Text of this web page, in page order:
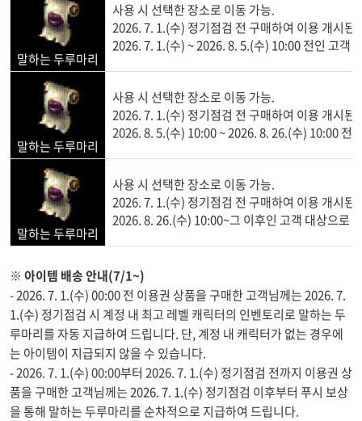
말하는 두루마리
사용 시 선택한 장소로 이동 가능.
2026. 7. 1.(수) 정기점검 전 구매하여 이용 개시된
2026. 7. 1.(수) ~ 2026. 8. 5.(수) 10:00 전인 고객
말하는 두루마리
사용 시 선택한 장소로 이동 가능.
2026. 7. 1.(수) 정기점검 전 구매하여 이용 개시된
2026. 8. 5.(수) 10:00 ~ 2026. 8. 26.(수) 10:00 전
말하는 두루마리
사용 시 선택한 장소로 이동 가능.
2026. 7. 1.(수) 정기점검 전 구매하여 이용 개시된
2026. 8. 26.(수) 10:00~그 이후인 고객 대상으로
※ 아이템 배송 안내(7/1~)
- 2026. 7. 1.(수) 00:00 전 이용권 상품을 구매한 고객님께는 2026. 7.
1.(수) 정기점검 시 계정 내 최고 레벨 캐릭터의 인벤토리로 말하는 두
루마리를 자동 지급하여 드립니다. 단, 계정 내 캐릭터가 없는 경우에
는 아이템이 지급되지 않을 수 있습니다.
- 2026. 7. 1.(수) 00:00부터 2026. 7. 1.(수) 정기점검 전까지 이용권 상
품을 구매한 고객님께는 2026. 7. 1.(수) 정기점검 이후부터 푸시 보상
을 통해 말하는 두루마리를 순차적으로 지급하여 드립니다.